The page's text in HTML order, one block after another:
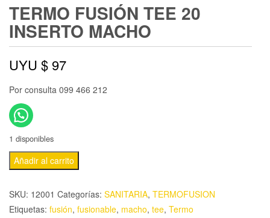
TERMO FUSIÓN TEE 20
INSERTO MACHO
UYU $ 97
Por consulta 099 466 212
1 disponibles
Añadir al carrito
SKU: 12001 Categorías: SANITARIA, TERMOFUSION
Etiquetas: fusión, fusionable, macho, tee, Termo